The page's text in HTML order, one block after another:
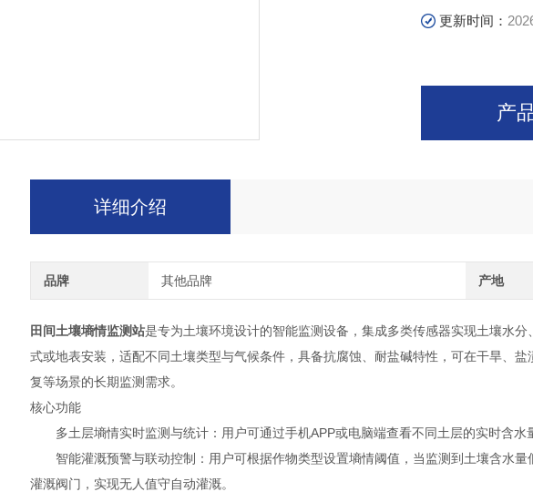
更新时间：
产
详细介绍
品牌 其他品牌 产地
田间土壤墒情监测站是专为土壤环境设计的智能监测设备，集成多类传感器实现土壤水
式或地表安装，适配不同土壤类型与气候条件，具备抗腐蚀、耐盐碱特性，可在干旱、
复等场景的长期监测需求。
核心功能
多土层墒情实时监测与统计：用户可通过手机APP或电脑端查看不同土层的实时含水
智能灌溉预警与联动控制：用户可根据作物类型设置墒情阈值，当监测到土壤含水量
灌溉阀门，实现无人值守自动灌溉。